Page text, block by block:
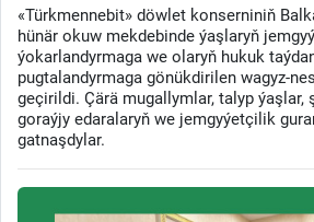
«Türkmennebit» döwlet konserniniň
hünär okuw mekdebinde ýaşlaryň
ýokarlandyrmaga we olaryň hukuk
pugtalandyrmaga gönükdirilen wagyz-
geçirildi. Çärä mugallymlar, talyp ýaşlar,
goraýjy edaralaryň we jemgyýetçilik
gatnaşdylar.